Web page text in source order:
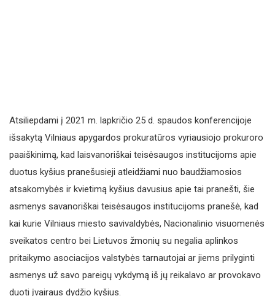
Atsiliepdami į 2021 m. lapkričio 25 d. spaudos konferencijoje
išsakytą Vilniaus apygardos prokuratūros vyriausiojo prokuroro
paaiškinimą, kad laisvanoriškai teisėsaugos institucijoms apie
duotus kyšius pranešusieji atleidžiami nuo baudžiamosios
atsakomybės ir kvietimą kyšius davusius apie tai pranešti, šie
asmenys savanoriškai teisėsaugos institucijoms pranešė, kad
kai kurie Vilniaus miesto savivaldybės, Nacionalinio visuomenės
sveikatos centro bei Lietuvos žmonių su negalia aplinkos
pritaikymo asociacijos valstybės tarnautojai ar jiems prilyginti
asmenys už savo pareigų vykdymą iš jų reikalavo ar provokavo
duoti įvairaus dydžio kyšius.